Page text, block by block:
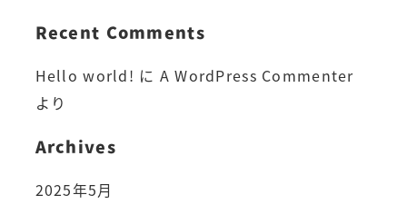
Recent Comments
Hello world! に A WordPress Commenter
より
Archives
2025年5月